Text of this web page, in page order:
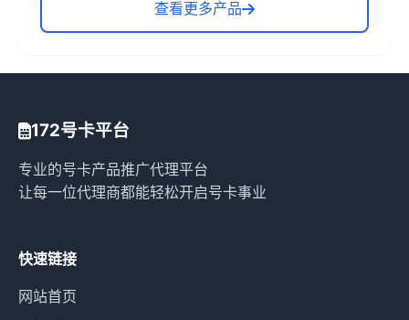
查看更多产品
172号卡平台
专业的号卡产品推广代理平台
让每一位代理商都能轻松开启号卡事业
快速链接
网站首页